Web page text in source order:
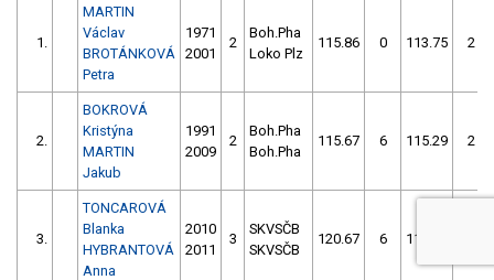
1.
MARTIN
Václav
BROTÁNKOVÁ
Petra
1971
2001
2
Boh.Pha
Loko Plz
115.86 0 113.75 2
2.
BOKROVÁ
Kristýna
MARTIN
Jakub
1991
2009
2
Boh.Pha
Boh.Pha
115.67 6 115.29 2
3.
TONCAROVÁ
Blanka
HYBRANTOVÁ
Anna
2010
2011
3
SKVSČB
SKVSČB
120.67 6 117.87